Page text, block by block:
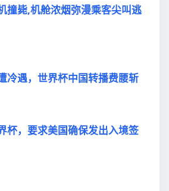
撞毙,机舱浓烟弥漫乘客尖叫逃
冷遇，世界杯中国转播费腰斩
杯，要求美国确保发出入境签